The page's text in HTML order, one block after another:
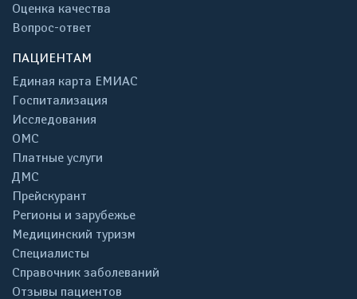
Оценка качества
Вопрос-ответ
ПАЦИЕНТАМ
Единая карта ЕМИАС
Госпитализация
Исследования
ОМС
Платные услуги
ДМС
Прейскурант
Регионы и зарубежье
Медицинский туризм
Специалисты
Справочник заболеваний
Отзывы пациентов